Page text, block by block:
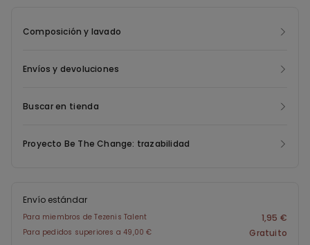
Composición y lavado
Envíos y devoluciones
Buscar en tienda
Proyecto Be The Change: trazabilidad
Envío estándar
Para miembros de Tezenis Talent 1,95 €
Para pedidos superiores a 49,00 € Gratuito